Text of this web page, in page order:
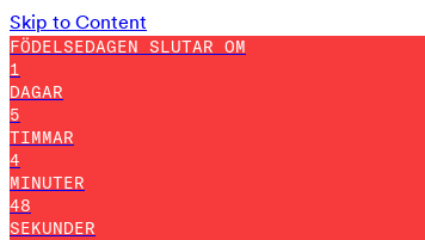
Skip to Content
FÖDELSEDAGEN SLUTAR OM
1
DAGAR
5
TIMMAR
4
MINUTER
47
SEKUNDER